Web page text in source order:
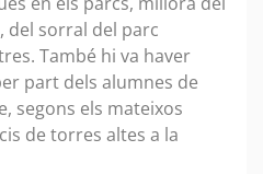
del sorral del parc
També hi va haver
part dels alumnes de
segons els mateixos
de torres altes a la